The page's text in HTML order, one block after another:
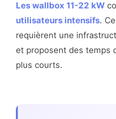
Les wallbox 11-22 kW
utilisateurs intensifs.
requièrent une
et proposent des temps
plus courts.